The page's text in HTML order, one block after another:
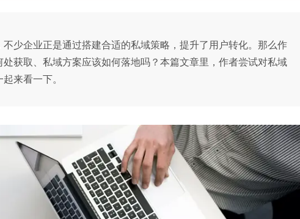
少企业正是通过搭建合适的私域策略，提升了用户转化。那么作
获取、私域方案应该如何落地吗？本篇文章里，作者尝试对私域
来看一下。